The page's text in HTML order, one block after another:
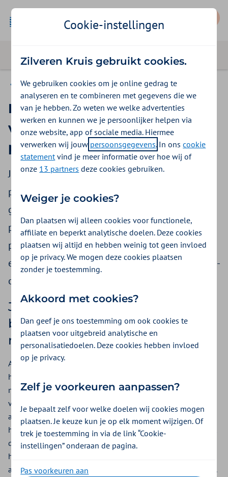
Vergoedingen
Krijg ik een hoortoestel
vergoed dat buiten de 5
profielen valt?
Jouw gehoorprobleem wordt ingedeeld in een
profiel (categorie). Profiel 1 is voor eenvoudige
gehoorklachten, profiel 5 voor complexere
problemen. Hoortoestellen zijn ook in deze 5
profielen ingedeeld. Een hoortoestel dat niet in
een profiel valt noemen we een buitencategorie-
of vrije markt hoortoestel.
Je krijgt vergoeding voor een
buitencategorie hoortoestel bij
medische noodzaak
Als jouw hoorprobleem niet opgelost kan worden met een
hoortoestel uit profiel 1 t/m 5, stuurt jouw audicien je door
naar het audiologisch centrum. Alleen een audioloog kan
verklaren dat er sprake is van een medische noodzaak. De
audioloog test samen met jou opnieuw verschillende
hoortoestellen uit de 5 categorieën. Als uit deze testen blijkt
dat jouw hoorprobleem inderdaad niet op te lossen is met
hoortoestellen uit profiel 1 t/m 5, dient jouw audioloog een
aanvraag bij ons in. Wij beoordelen vervolgens de aanvraag.
Cookie-instellingen
Zilveren Kruis gebruikt cookies.
We gebruiken cookies om je online gedrag te
analyseren en te combineren met gegevens die we
van je hebben. Zo weten we welke advertenties
werken en kunnen we je persoonlijker helpen via
onze website, app of sociale media. Hiermee
verwerken wij jouw persoonsgegevens. In onscookie
statementvind je meer informatie over hoe wij of
onze 13 partners deze cookies gebruiken.
Weiger je cookies?
Dan plaatsen wij alleen cookies voor functionele,
affiliate en beperkt analytische doelen. Deze cookies
plaatsen wij altijd en hebben weinig tot geen invloed
op je privacy. We mogen deze cookies plaatsen
zonder je toestemming.
Akkoord met cookies?
Dan geef je ons toestemming om ook cookies te
plaatsen voor uitgebreid analytische en
personalisatiedoelen. Deze cookies hebben invloed
op je privacy.
Zelf je voorkeuren aanpassen?
Je bepaalt zelf voor welke doelen wij cookies mogen
plaatsen. Je keuze kun je op elk moment wijzigen. Of
trek je toestemming in via de link “Cookie-
instellingen” onderaan de pagina.
Pas voorkeuren aan